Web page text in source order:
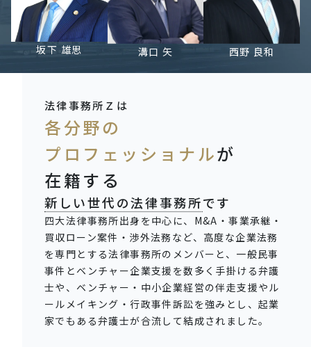
坂下 雄思 溝口 矢 西野 良和
法律事務所Ｚは
各分野の
プロフェッショナルが
在籍する
新しい世代の法律事務所です
四大法律事務所出身を中心に、M&A・事業承継・
買収ローン案件・渉外法務など、高度な企業法務
を専門とする法律事務所のメンバーと、一般民事
事件とベンチャー企業支援を数多く手掛ける弁護
士や、ベンチャー・中小企業経営の伴走支援やル
ールメイキング・行政事件訴訟を強みとし、起業
家でもある弁護士が合流して結成されました。